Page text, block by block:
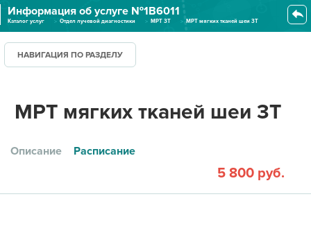
УСЛУГИ И ЦЕНЫ
ПАЦИЕНТУ
ПРАВОВАЯ ИНФОРМАЦИЯ
Информация об услуге №1В6011
Каталог услуг Отдел лучевой диагностики МРТ 3Т МРТ мягких тканей шеи 3Т
НАВИГАЦИЯ ПО РАЗДЕЛУ
МРТ мягких тканей шеи 3Т
Описание Расписание
5 800 руб.